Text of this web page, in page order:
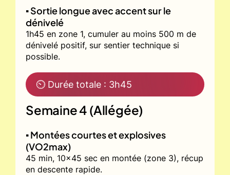
▪️ Sortie longue avec accent sur le
dénivelé
1h45 en zone 1, cumuler au moins 500 m de
dénivelé positif, sur sentier technique si
possible.
⏲ Durée totale : 3h45
Semaine 4 (Allégée)
▪️ Montées courtes et explosives
(VO2max)
45 min, 10x45 sec en montée (zone 3), récup
en descente rapide.